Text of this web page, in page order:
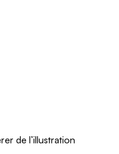
de l’illustration